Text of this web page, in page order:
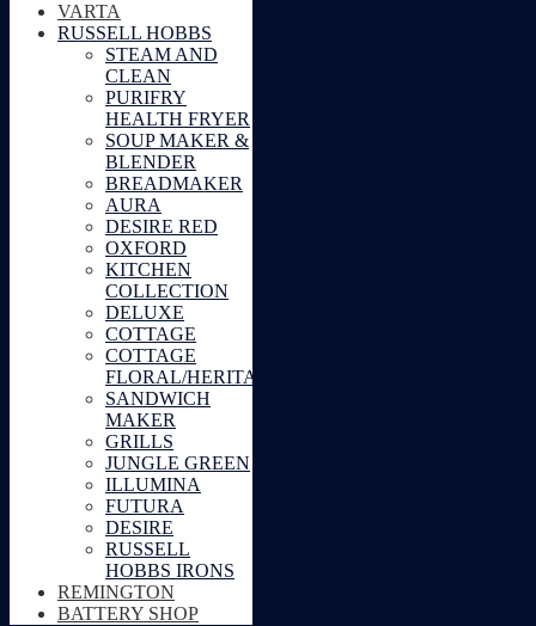
VARTA
RUSSELL HOBBS
STEAM AND
CLEAN
PURIFRY
HEALTH FRYER
SOUP MAKER &
BLENDER
BREADMAKER
AURA
DESIRE RED
OXFORD
KITCHEN
COLLECTION
DELUXE
COTTAGE
COTTAGE
FLORAL/HERITAGE
SANDWICH
MAKER
GRILLS
JUNGLE GREEN
ILLUMINA
FUTURA
DESIRE
RUSSELL
HOBBS IRONS
REMINGTON
BATTERY SHOP